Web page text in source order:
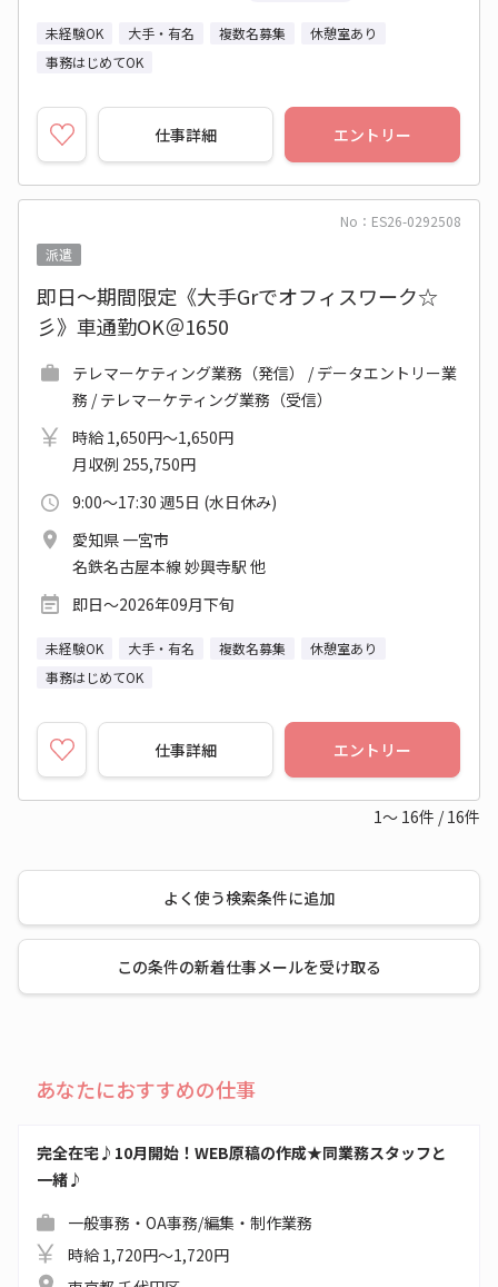
未経験OK 大手・有名 複数名募集
休憩室あり
事務はじめてOK
仕事詳細 エントリー
No：ES26-0292508
派遣
即日～期間限定《大手Grでオフィスワーク☆
彡》車通勤OK＠1650
テレマーケティング業務（発信） / データエントリー業
務 / テレマーケティング業務（受信）
時給 1,650円～1,650円
月収例 255,750円
9:00～17:30 週5日 (水日休み)
愛知県 一宮市
名鉄名古屋本線 妙興寺駅 他
即日～2026年09月下旬
未経験OK 大手・有名 複数名募集
休憩室あり
事務はじめてOK
仕事詳細 エントリー
1～ 16件 / 16件
よく使う検索条件に追加
この条件の新着仕事メールを受け取る
あなたにおすすめの仕事
完全在宅♪10月開始！WEB原稿の作成★同業務スタッフと
一緒♪
一般事務・OA事務/編集・制作業務
時給 1,720円～1,720円